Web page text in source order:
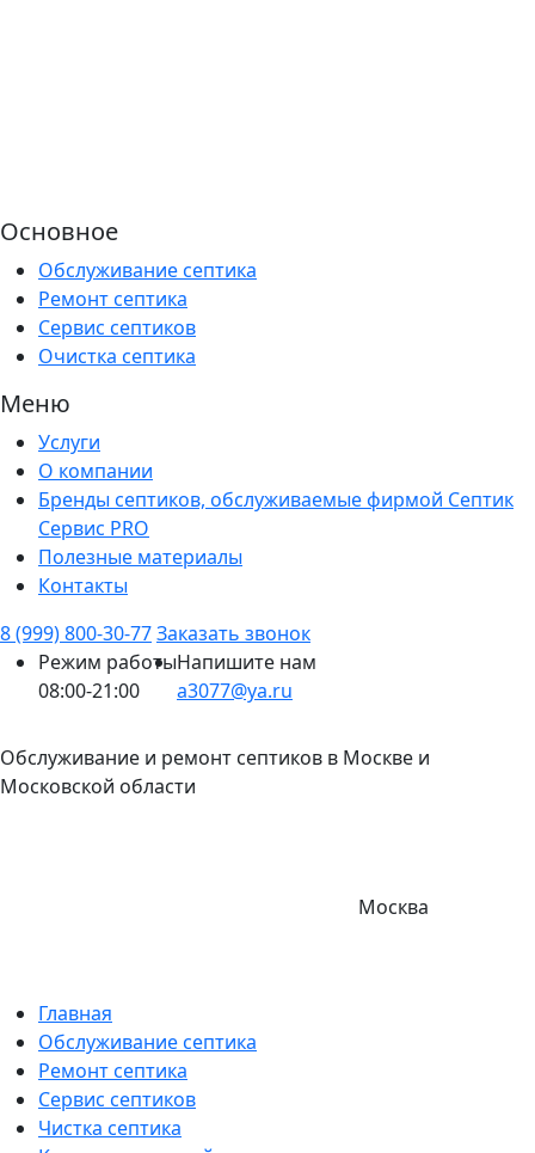
Основное
Обслуживание септика
Ремонт септика
Сервис септиков
Очистка септика
Меню
Услуги
О компании
Бренды септиков, обслуживаемые фирмой Септик
Сервис PRO
Полезные материалы
Контакты
8 (999) 800-30-77Заказать звонок
Режим работы
08:00-21:00
Напишите нам
a3077@ya.ru
Обслуживание и ремонт септиков в Москве и
Московской области
Москва
Главная
Обслуживание септика
Ремонт септика
Сервис септиков
Чистка септика